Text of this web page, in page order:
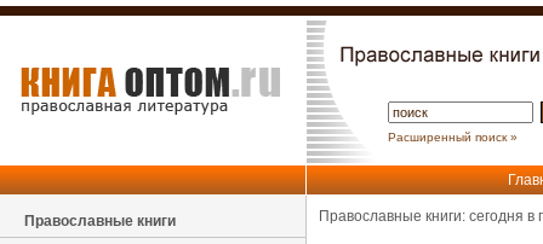
Расширенный поиск »
Православные книги
Православные книги: сегодня